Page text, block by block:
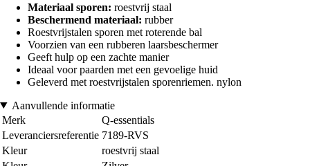
Materiaal sporen: roestvrij staal
Beschermend materiaal: rubber
Roestvrijstalen sporen met roterende bal
Voorzien van een rubberen laarsbeschermer
Geeft hulp op een zachte manier
Ideaal voor paarden met een gevoelige huid
Geleverd met roestvrijstalen sporenriemen. nylon
Aanvullende informatie
Merk
Q-essentials
Leveranciersreferentie 7189-RVS
Kleur
roestvrij staal